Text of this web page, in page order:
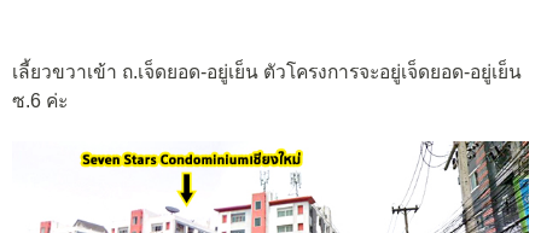
เลี้ยวขวาเข้า ถ.เจ็ดยอด-อยู่เย็น ตัวโครงการจะอยู่เจ็ดยอด-อยู่เย็น
ซ.6 ค่ะ